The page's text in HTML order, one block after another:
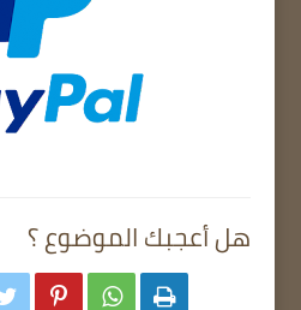
هل أعجبك الموضوع ؟
  